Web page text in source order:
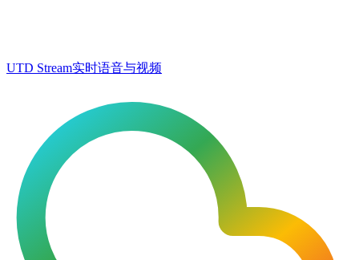
UTD Stream实时语音与视频